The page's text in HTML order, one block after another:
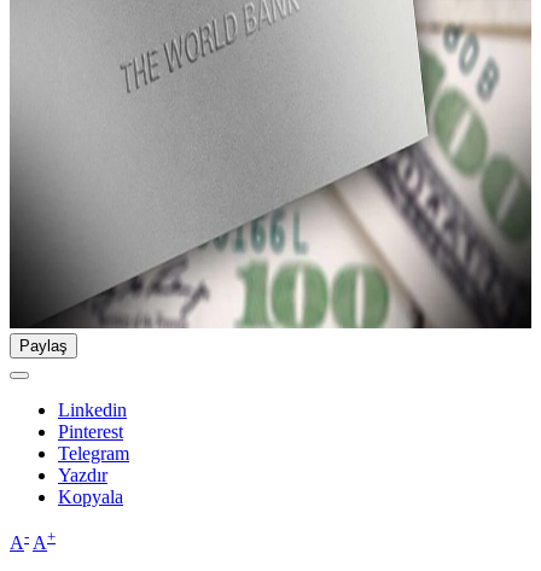
Paylaş
Linkedin
Pinterest
Telegram
Yazdır
Kopyala
A- A+